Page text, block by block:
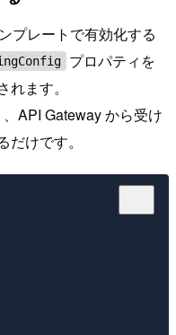
プレートで有効化する
プロパティを
ます。
、API Gateway から受け
けです。